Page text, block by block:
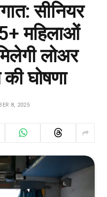
सीनियर
महिलाओं
लोअर
घोषणा
8, 2025